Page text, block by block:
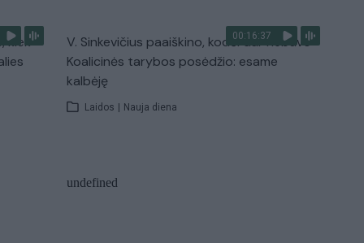
kiek
00:16:37
V. Sinkevičius paaiškino, kodėl dar nebuvo
Koalicinės tarybos posėdžio: esame
kalbėję
Laidos | Nauja diena